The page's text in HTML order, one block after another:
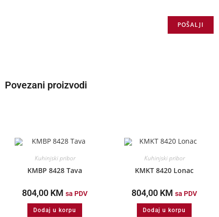
Povezani proizvodi
Kuhinjski pribor
KMBP 8428 Tava
804,00 KM sa PDV
Dodaj u korpu
Kuhinjski pribor
KMKT 8420 Lonac
804,00 KM sa PDV
Dodaj u korpu